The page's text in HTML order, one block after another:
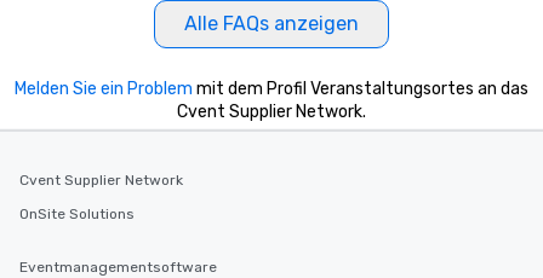
Alle FAQs anzeigen
Melden Sie ein Problem mit dem Profil Veranstaltungsortes an das
Cvent Supplier Network.
Cvent Supplier Network
OnSite Solutions
Eventmanagementsoftware